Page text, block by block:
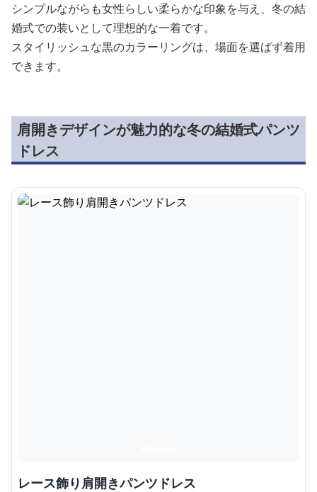
シンプルながらも女性らしい柔らかな印象を与え、冬の結
婚式での装いとして理想的な一着です。
スタイリッシュな黒のカラーリングは、場面を選ばず着用
できます。
肩開きデザインが魅力的な冬の結婚式パンツ
ドレス
レース飾り肩開きパンツドレス